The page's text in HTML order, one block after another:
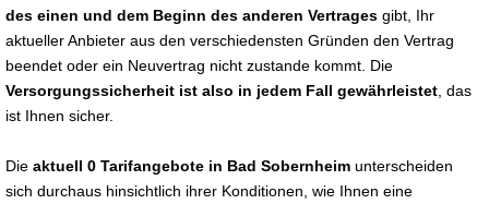
des einen und dem Beginn des anderen Vertrages gibt, Ihr
aktueller Anbieter aus den verschiedensten Gründen den Vertrag
beendet oder ein Neuvertrag nicht zustande kommt. Die
Versorgungssicherheit ist also in jedem Fall gewährleistet , das
ist Ihnen sicher.
Die aktuell 0 Tarifangebote in Bad Sobernheim unterscheiden
sich durchaus hinsichtlich ihrer Konditionen, wie Ihnen eine